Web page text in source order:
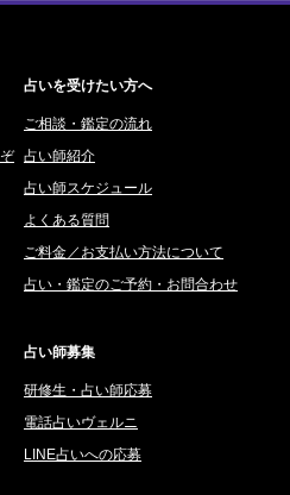
占いを受けたい方へ
ご相談・鑑定の流れ
占い師紹介
占い師スケジュール
よくある質問
ご料金／お支払い方法について
占い・鑑定のご予約・お問合わせ
占い師募集
研修生・占い師応募
電話占いヴェルニ
LINE占いへの応募